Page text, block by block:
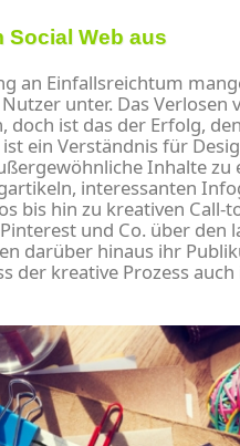
Social Web aus
an Einfallsreichtum
unter. Das Verlosen
doch ist das der Erfolg,
ein Verständnis für
Inhalte zu
interessanten
bis hin zu kreativen Call-
und Co. über den
darüber hinaus ihr
der kreative Prozess